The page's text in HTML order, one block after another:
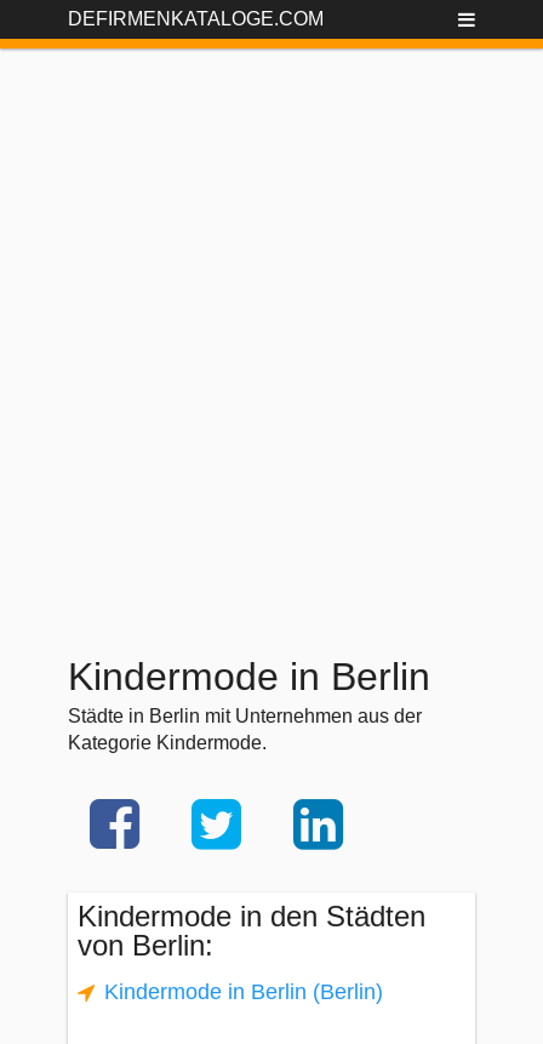
DEFIRMENKATALOGE.COM
Kindermode in Berlin
Städte in Berlin mit Unternehmen aus der
Kategorie Kindermode.
Kindermode in den Städten
von Berlin:
Kindermode in Berlin (Berlin)